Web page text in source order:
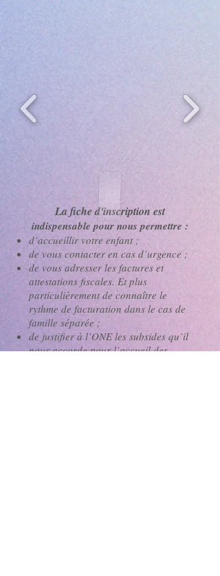
La fiche d'inscription est
indispensable pour nous permettre :
d’accueillir votre enfant ;
de vous contacter en cas d’urgence ;
de vous adresser les factures et
attestations fiscales. Et plus
particulièrement de connaître le
rythme de facturation dans le cas de
famille séparée ;
de justifier à l’ONE les subsides qu’il
nous accorde pour l’accueil des